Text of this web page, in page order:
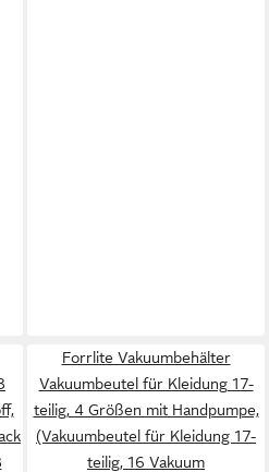
Forrlite Vakuumbehälter
Vakuumbeutel für Kleidung 17-
teilig, 4 Größen mit Handpumpe,
(Vakuumbeutel für Kleidung 17-
teilig, 16 Vakuum